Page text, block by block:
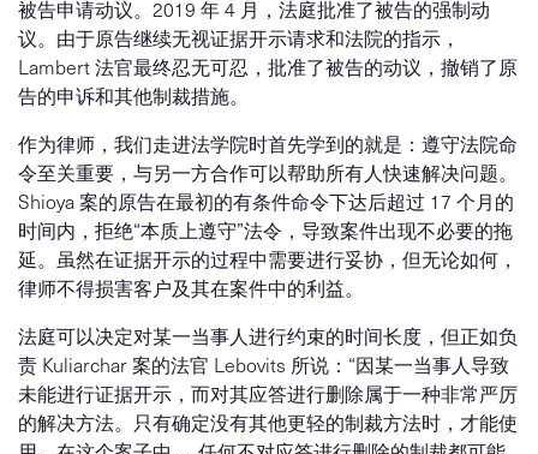
被告申请动议。2019 年 4 月，法庭批准了被告的强制动
议。由于原告继续无视证据开示请求和法院的指示，
Lambert 法官最终忍无可忍，批准了被告的动议，撤销了原
告的申诉和其他制裁措施。
作为律师，我们走进法学院时首先学到的就是：遵守法院命
令至关重要，与另一方合作可以帮助所有人快速解决问题。
Shioya 案的原告在最初的有条件命令下达后超过 17 个月的
时间内，拒绝“本质上遵守”法令，导致案件出现不必要的拖
延。虽然在证据开示的过程中需要进行妥协，但无论如何，
律师不得损害客户及其在案件中的利益。
法庭可以决定对某一当事人进行约束的时间长度，但正如负
责 Kuliarchar 案的法官 Lebovits 所说：“因某一当事人导致
未能进行证据开示，而对其应答进行删除属于一种非常严厉
的解决方法。只有确定没有其他更轻的制裁方法时，才能使